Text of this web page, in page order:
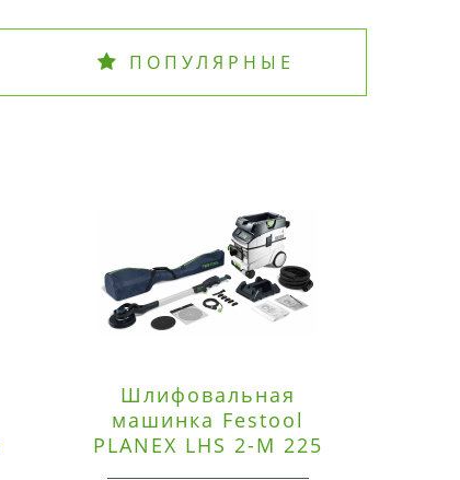
ПОПУЛЯРНЫЕ
Шлифовальная
машинка Festool
PLANEX LHS 2-M 225